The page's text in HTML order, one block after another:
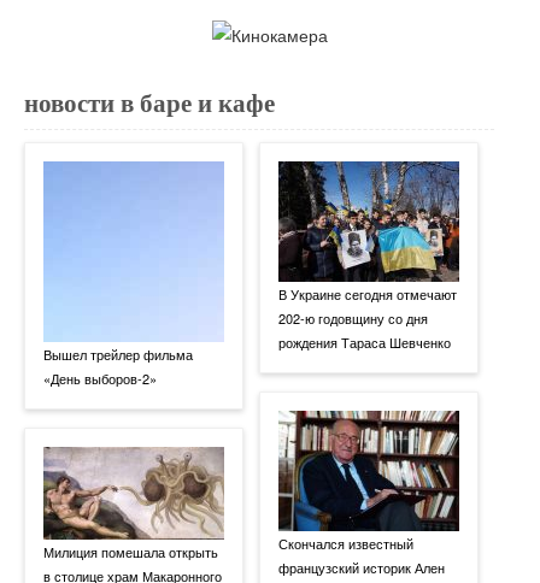
новости в баре и кафе
Вышел трейлер фильма
«День выборов-2»
Милиция помешала открыть
в столице храм Макаронного
В Украине сегодня отмечают
202-ю годовщину со дня
рождения Тараса Шевченко
Скончался известный
французский историк Ален